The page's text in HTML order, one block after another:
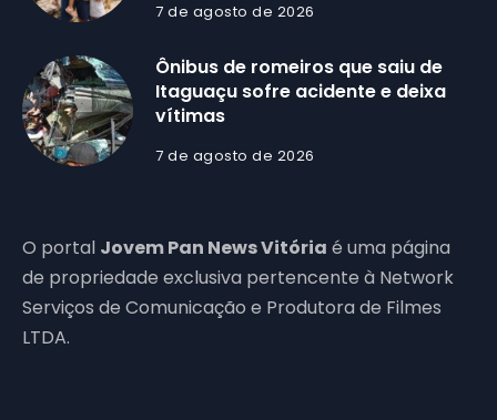
7 de agosto de 2026
Ônibus de romeiros que saiu de
Itaguaçu sofre acidente e deixa
vítimas
7 de agosto de 2026
O portal Jovem Pan News Vitória é uma página
de propriedade exclusiva pertencente à Network
Serviços de Comunicação e Produtora de Filmes
LTDA.